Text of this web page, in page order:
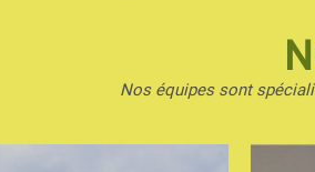
Nos équipes sont